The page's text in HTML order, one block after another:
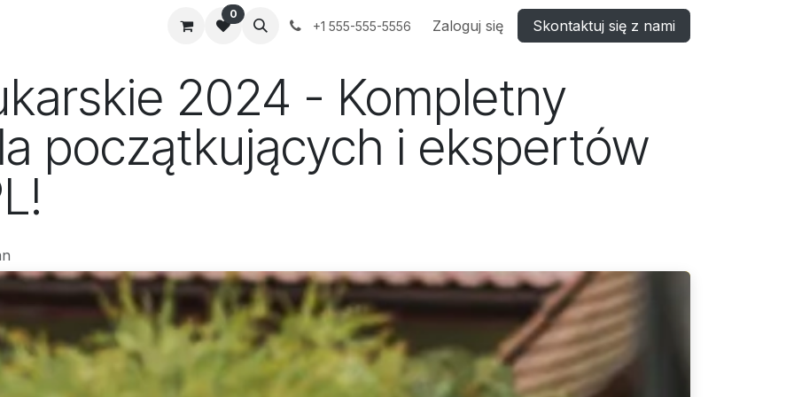
0
+1 555-555-5556 Zaloguj się Skontaktuj się z nami
2024 - Kompletny
początkujących i ekspertów